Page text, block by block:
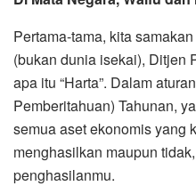
Pertama-tama, kita
(bukan dunia isekai), Ditjen
apa itu “Harta”. Dalam
Pemberitahuan) Tahunan,
semua aset ekonomis yang
menghasilkan maupun
penghasilanmu.